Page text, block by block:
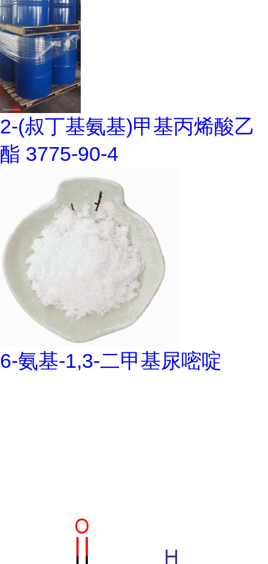
2-(叔丁基氨基)甲基丙烯酸乙
酯 3775-90-4
6-氨基-1,3-二甲基尿嘧啶